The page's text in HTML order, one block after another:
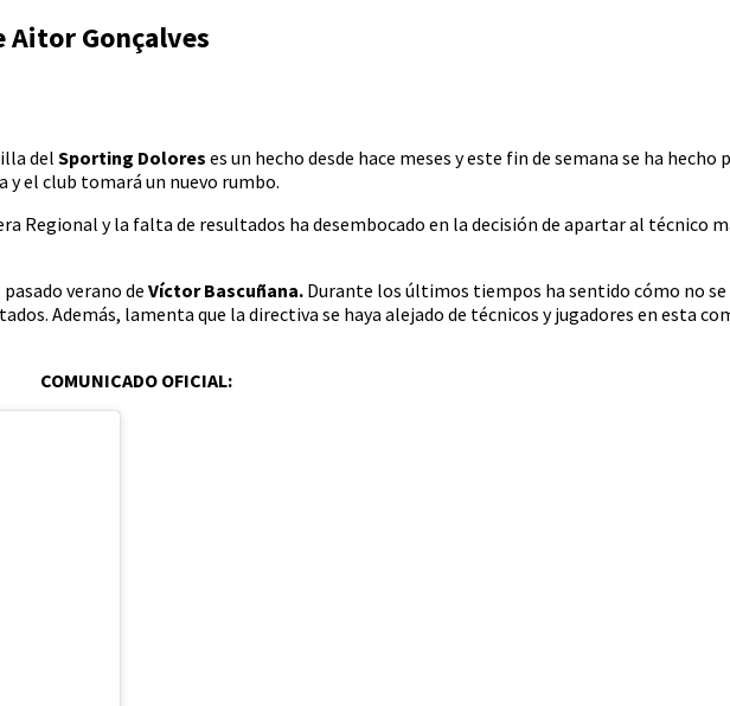
Aitor Gonçalves
del Sporting Dolores es un hecho desde hace meses y este fin de semana se ha hecho
y el club tomará un nuevo rumbo.
Regional y la falta de resultados ha desembocado en la decisión de apartar al técnico
verano de Víctor Bascuñana. Durante los últimos tiempos ha sentido cómo no se
Además, lamenta que la directiva se haya alejado de técnicos y jugadores en esta
COMUNICADO OFICIAL: